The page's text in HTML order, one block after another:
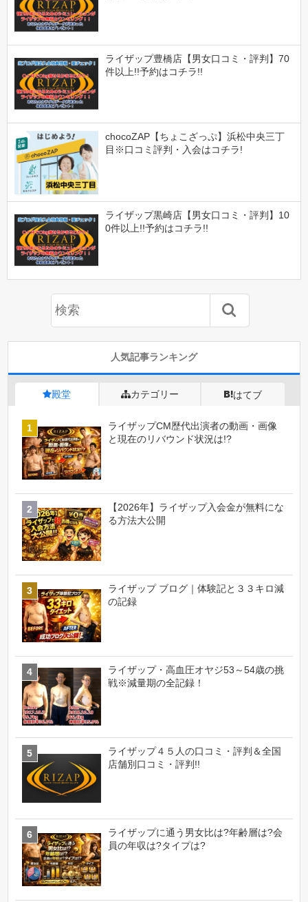
ライザップ豊橋店【男女口コミ・評判】70
件以上!!予約はコチラ!!
chocoZAP【ちょこざっぷ】浜松中央三丁
目※口コミ評判・入会はコチラ!
ライザップ黒崎店【男女口コミ・評判】10
0件以上!!予約はコチラ!!
人気記事ランキング
殿堂 カテゴリー はてブ
ライザップCM歴代出演者の動画・画像
と現在のリバウンド状況は!?
【2026年】ライザップ入会金が無料にな
る方法大公開
ライザップ ブログ｜体験記と３３キロ減
の記録
ライザップ・高血圧オヤジ53～54歳の挑
戦※減量期の全記録！
ライザップ４５人の口コミ・評判＆全国
店舗別口コミ・評判!!
ライザップに通う男女比は?年齢層は?会
員の年収は?タイプは?